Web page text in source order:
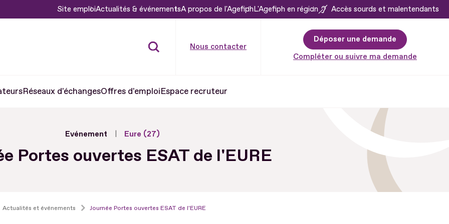
Site emploiActualités & événementsA propos de l'AgefiphL'Agefiph en région Accès sourds et malentendants
Nous contacter
Déposer une demande
Compléter ou suivre ma demande
Réseaux d'échangesOffres d'emploiEspace recruteur
Evénement Eure (27)
Portes ouvertes ESAT de l'EURE
Actualités et événements Journée Portes ouvertes ESAT de l'EURE